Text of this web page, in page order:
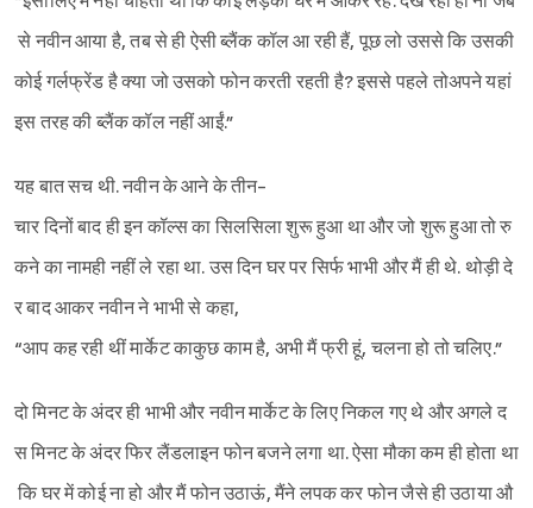
से नवीन आया है, तब से ही ऐसी ब्लैंक कॉल आ रही हैं, पूछ लो उससे कि उसकी
कोई गर्लफ्रेंड है क्या जो उसको फोन करती रहती है? इससे पहले तोअपने यहां
इस तरह की ब्लैंक कॉल नहीं आईं.”
यह बात सच थी. नवीन के आने के तीन-
चार दिनों बाद ही इन कॉल्स का सिलसिला शुरू हुआ था और जो शुरू हुआ तो रु
कने का नामही नहीं ले रहा था. उस दिन घर पर सिर्फ भाभी और मैं ही थे. थोड़ी दे
र बाद आकर नवीन ने भाभी से कहा,
“आप कह रही थीं मार्केट काकुछ काम है, अभी मैं फ्री हूं, चलना हो तो चलिए.”
दो मिनट के अंदर ही भाभी और नवीन मार्केट के लिए निकल गए थे और अगले द
स मिनट के अंदर फिर लैंडलाइन फोन बजने लगा था. ऐसा मौका कम ही होता था
कि घर में कोई ना हो और मैं फोन उठाऊं, मैंने लपक कर फोन जैसे ही उठाया औ